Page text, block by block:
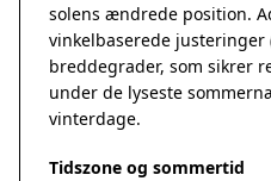
solens ændrede position.
vinkelbaserede justeringer
breddegrader, som sikrer
under de lyseste
vinterdage.
Tidszone og sommertid